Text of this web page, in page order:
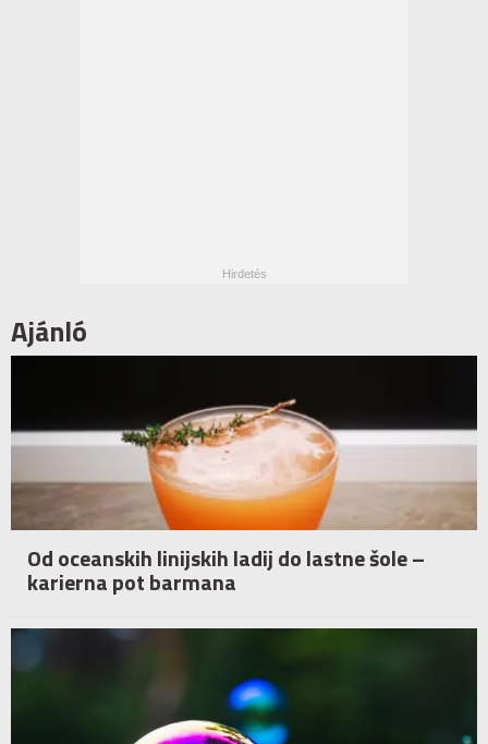
Ajánló
Od oceanskih linijskih ladij do lastne šole –
karierna pot barmana